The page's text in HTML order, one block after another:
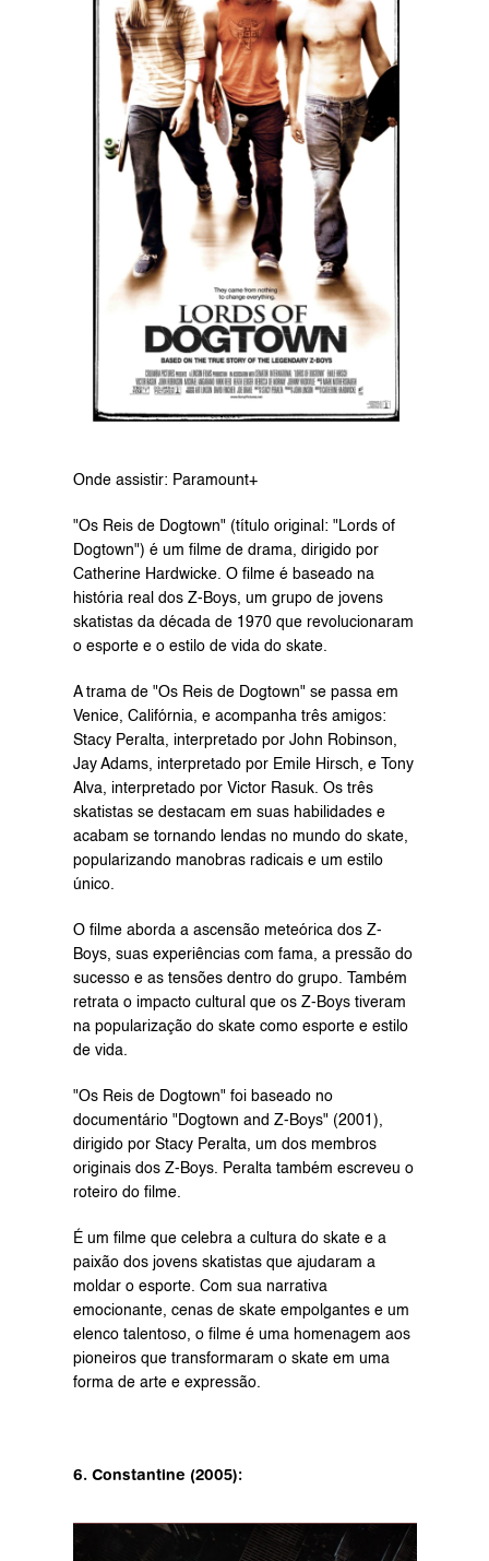
Onde assistir: Paramount+
"Os Reis de Dogtown" (título original: "Lords of
Dogtown") é um filme de drama, dirigido por
Catherine Hardwicke. O filme é baseado na
história real dos Z-Boys, um grupo de jovens
skatistas da década de 1970 que revolucionaram
o esporte e o estilo de vida do skate.
A trama de "Os Reis de Dogtown" se passa em
Venice, Califórnia, e acompanha três amigos:
Stacy Peralta, interpretado por John Robinson,
Jay Adams, interpretado por Emile Hirsch, e Tony
Alva, interpretado por Victor Rasuk. Os três
skatistas se destacam em suas habilidades e
acabam se tornando lendas no mundo do skate,
popularizando manobras radicais e um estilo
único.
O filme aborda a ascensão meteórica dos Z-
Boys, suas experiências com fama, a pressão do
sucesso e as tensões dentro do grupo. Também
retrata o impacto cultural que os Z-Boys tiveram
na popularização do skate como esporte e estilo
de vida.
"Os Reis de Dogtown" foi baseado no
documentário "Dogtown and Z-Boys" (2001),
dirigido por Stacy Peralta, um dos membros
originais dos Z-Boys. Peralta também escreveu o
roteiro do filme.
É um filme que celebra a cultura do skate e a
paixão dos jovens skatistas que ajudaram a
moldar o esporte. Com sua narrativa
emocionante, cenas de skate empolgantes e um
elenco talentoso, o filme é uma homenagem aos
pioneiros que transformaram o skate em uma
forma de arte e expressão.
6. Constantine (2005):